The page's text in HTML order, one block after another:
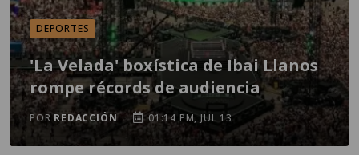
DEPORTES
'La Velada' boxística de Ibai Llanos
rompe récords de audiencia
PORREDACCIÓN 01:14 PM, JUL 13